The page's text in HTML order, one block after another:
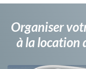
Organiser
à la location